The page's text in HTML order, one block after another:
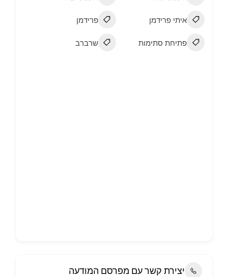
איתי פרידמן פרידמן
פתיחת סתימות שרברב
יצירת קשר עם מפרסם המודעה